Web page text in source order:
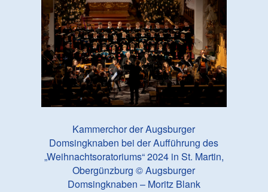
Kammerchor der Augsburger
Domsingknaben bei der Aufführung des
„Weihnachtsoratoriums“ 2024 in St. Martin,
Obergünzburg © Augsburger
Domsingknaben – Moritz Blank